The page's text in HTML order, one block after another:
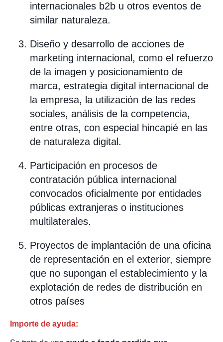
internacionales b2b u otros eventos de
similar naturaleza.
Diseño y desarrollo de acciones de
marketing internacional, como el refuerzo
de la imagen y posicionamiento de
marca, estrategia digital internacional de
la empresa, la utilización de las redes
sociales, análisis de la competencia,
entre otras, con especial hincapié en las
de naturaleza digital.
Participación en procesos de
contratación pública internacional
convocados oficialmente por entidades
públicas extranjeras o instituciones
multilaterales.
Proyectos de implantación de una oficina
de representación en el exterior, siempre
que no supongan el establecimiento y la
explotación de redes de distribución en
otros países
Importe de ayuda: